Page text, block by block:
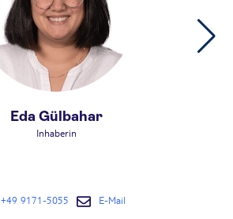
Eda Gülbahar
Inhaberin
+49 9171-5055 E-Mail